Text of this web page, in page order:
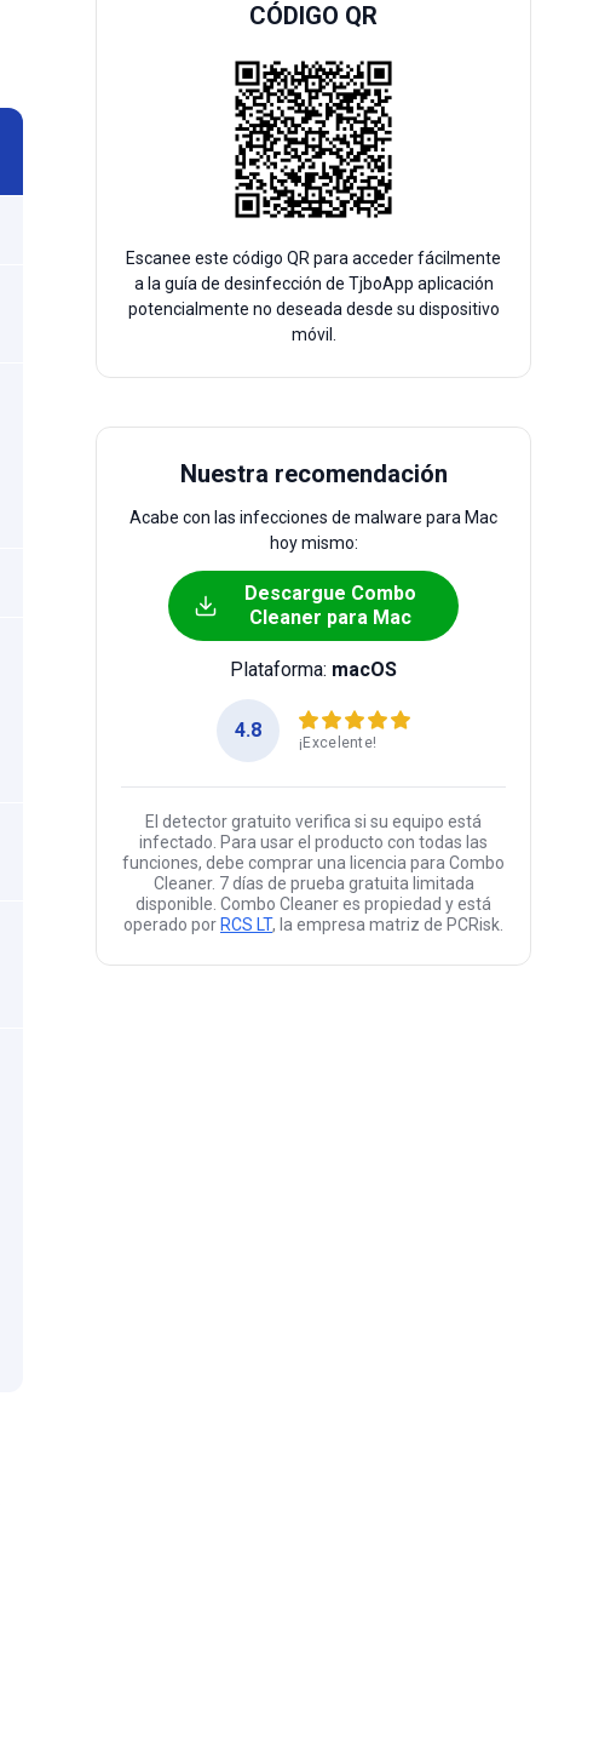
CÓDIGO QR
Escanee este código QR para acceder fácilmente
a la guía de desinfección de TjboApp aplicación
potencialmente no deseada desde su dispositivo
móvil.
Nuestra recomendación
Acabe con las infecciones de malware para Mac
hoy mismo:
Descargue Combo
Cleaner para Mac
Plataforma: macOS
4.8
¡Excelente!
El detector gratuito verifica si su equipo está
infectado. Para usar el producto con todas las
funciones, debe comprar una licencia para Combo
Cleaner. 7 días de prueba gratuita limitada
disponible. Combo Cleaner es propiedad y está
operado por RCS LT, la empresa matriz de PCRisk.